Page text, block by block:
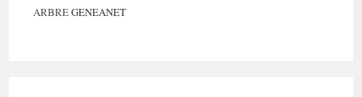
ARBREGENEANET